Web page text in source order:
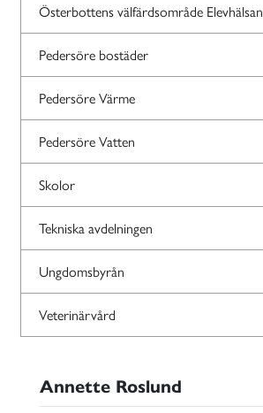
Annette Roslund
Österbottens välfärdsområde Elevhälsan
Pedersöre bostäder
Pedersöre Värme
Pedersöre Vatten
Skolor
Tekniska avdelningen
Ungdomsbyrån
Veterinärvård